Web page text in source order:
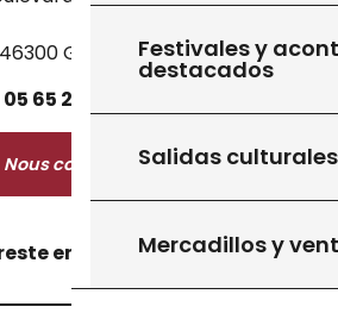
Festivales y
destacados
Salidas culturales
Mercadillos y
46300 Gourdon
05 65 27
Nous contacter
en contact ?